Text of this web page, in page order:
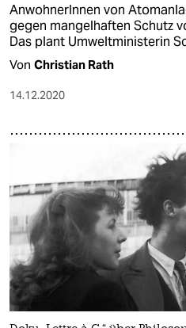
AnwohnerInnen von
gegen mangelhaften Schutz
Das plant Umweltministerin
Von Christian Rath
14.12.2020